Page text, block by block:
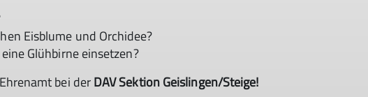
Bildergalerie Geislinger Hütte
Eisblume und Orchidee?
Glühbirne einsetzen?
bei derDAV Sektion Geislingen/Steige!